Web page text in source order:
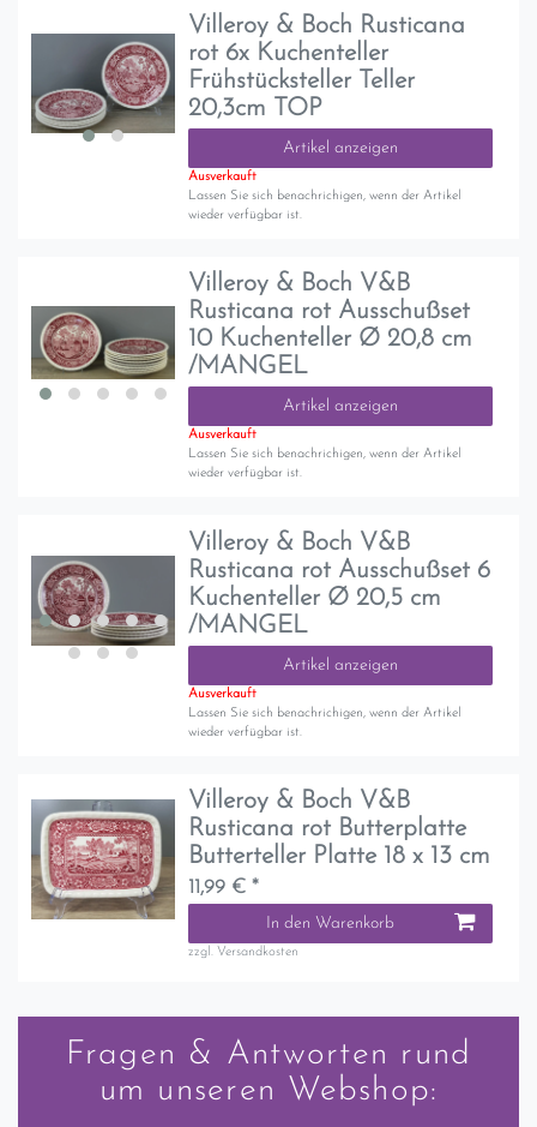
Villeroy & Boch Rusticana
rot 6x Kuchenteller
Frühstücksteller Teller
20,3cm TOP
Artikel anzeigen
Ausverkauft
Lassen Sie sich benachrichigen, wenn der Artikel
wieder verfügbar ist.
Villeroy & Boch V&B
Rusticana rot Ausschußset
10 Kuchenteller Ø 20,8 cm
/MANGEL
Artikel anzeigen
Ausverkauft
Lassen Sie sich benachrichigen, wenn der Artikel
wieder verfügbar ist.
Villeroy & Boch V&B
Rusticana rot Ausschußset 6
Kuchenteller Ø 20,5 cm
/MANGEL
Artikel anzeigen
Ausverkauft
Lassen Sie sich benachrichigen, wenn der Artikel
wieder verfügbar ist.
Villeroy & Boch V&B
Rusticana rot Butterplatte
Butterteller Platte 18 x 13 cm
11,99 € *
In den Warenkorb
zzgl. Versandkosten
Fragen & Antworten rund
um unseren Webshop: